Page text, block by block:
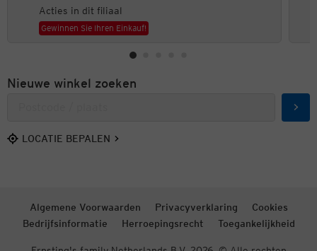
Acties in dit filiaal
Gewinnen Sie Ihren Einkauf!
Nieuwe winkel zoeken
LOCATIE BEPALEN
Algemene Voorwaarden Privacyverklaring
Cookies
Bedrijfsinformatie
Herroepingsrecht Toegankelijkheid